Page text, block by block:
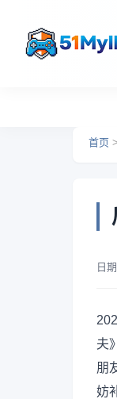
首页 >
日
夫
朋
妨